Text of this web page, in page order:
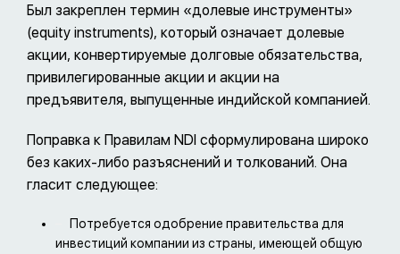
Был закреплен термин «долевые инструменты»
(equity instruments), который означает долевые
акции, конвертируемые долговые обязательства,
привилегированные акции и акции на
предъявителя, выпущенные индийской компанией.
Поправка к Правилам NDI сформулирована широко
без каких-либо разъяснений и толкований. Она
гласит следующее:
Потребуется одобрение правительства для
инвестиций компании из страны, имеющей общую